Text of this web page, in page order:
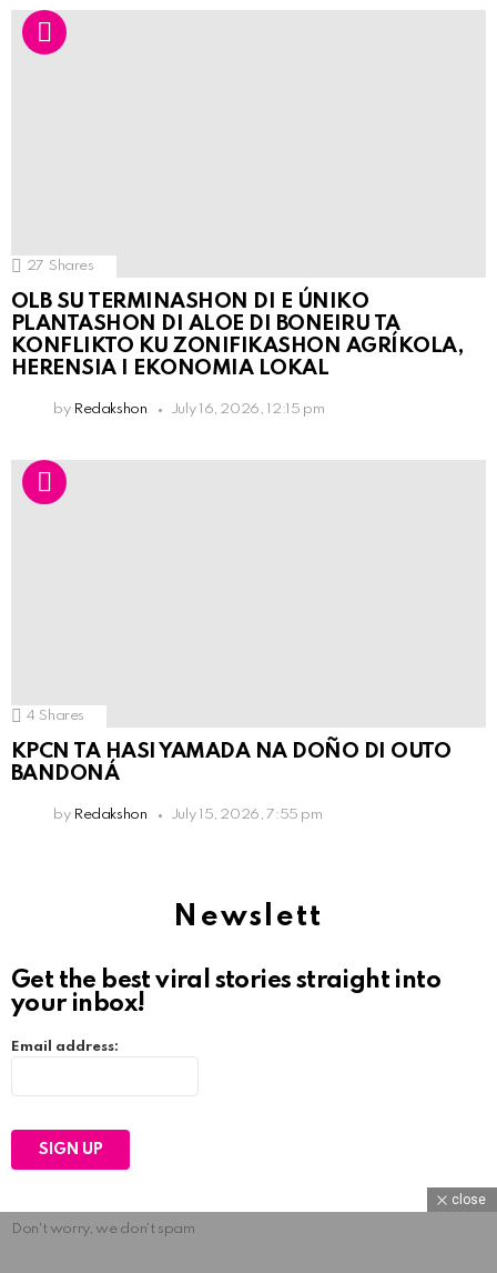
27 Shares
OLB SU TERMINASHON DI E ÚNIKO
PLANTASHON DI ALOE DI BONEIRU TA
KONFLIKTO KU ZONIFIKASHON AGRÍKOLA,
HERENSIA I EKONOMIA LOKAL
by Redakshon July 16, 2026, 12:15 pm
4 Shares
KPCN TA HASI YAMADA NA DOÑO DI OUTO
BANDONÁ
by Redakshon July 15, 2026, 7:55 pm
Newslett
Get the best viral stories straight into
your inbox!
Email address:
Don't worry, we don't spam
close